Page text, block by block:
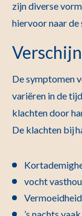
zijn diverse
hiervoor naar de
De symptomen
variëren in de
klachten door
De klachten bij
vocht
Vermoeidheid